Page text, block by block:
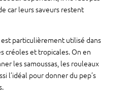
car leurs saveurs restent
particulièrement utilisé dans
créoles et tropicales. On en
les samoussas, les rouleaux
l’idéal pour donner du pep’s